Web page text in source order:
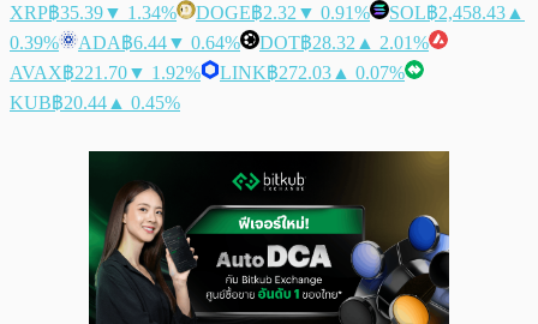
XRP฿35.39▼ 1.34% DOGE฿2.32 ▼ 0.91% SOL฿2,458.43 ▲
0.39%
ADA฿6.44▼ 0.64% DOT฿28.32 ▲ 2.01%
AVAX฿221.70▼ 1.92% LINK฿272.03 ▲ 0.07%
KUB฿20.44 ▲ 0.45%